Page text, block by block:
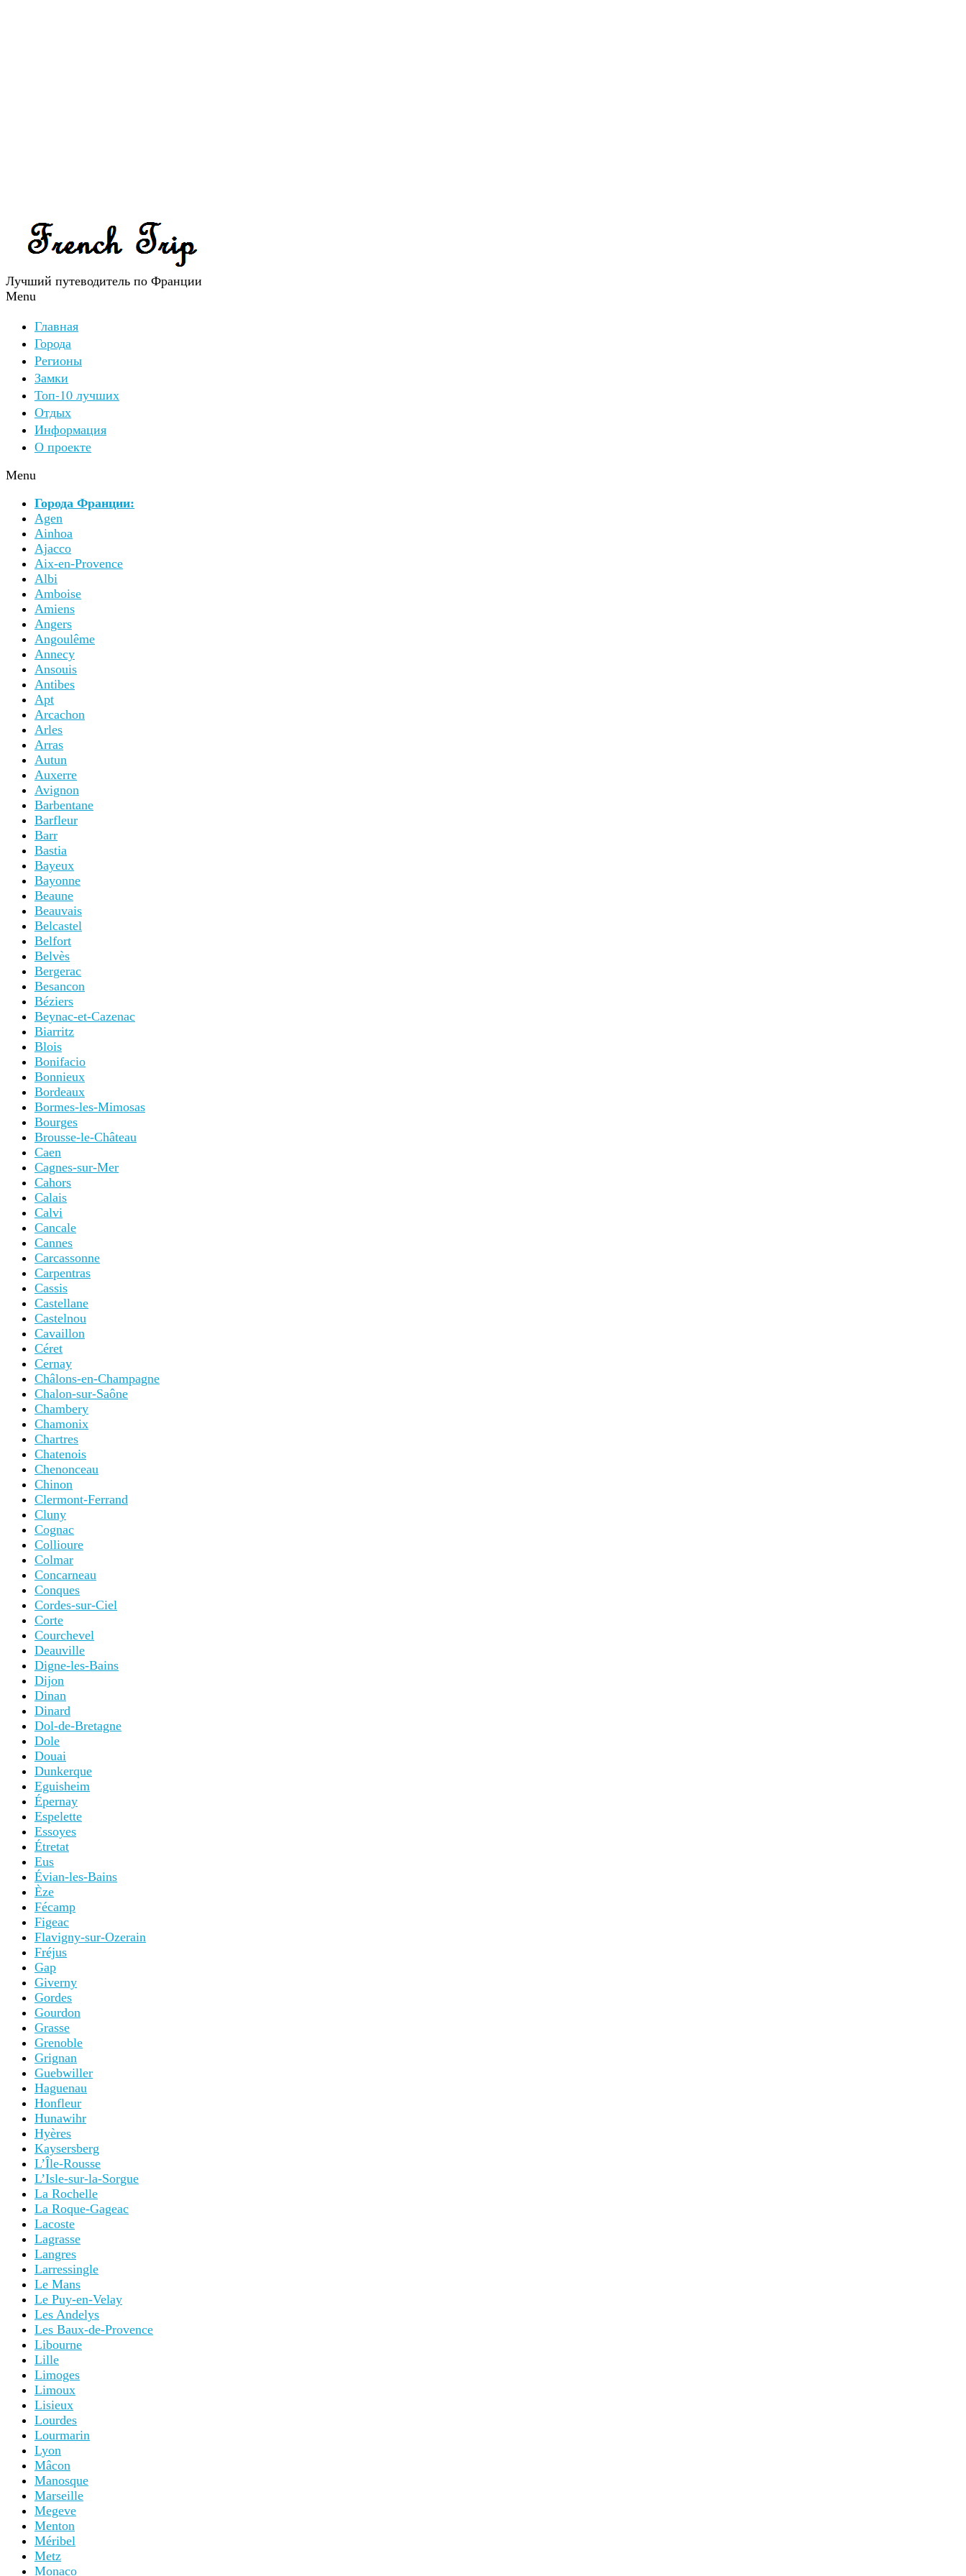
Лучший путеводитель по Франции
Menu
Главная
Города
Регионы
Замки
Топ-10 лучших
Отдых
Информация
О проекте
Menu
Города Франции:
Agen
Ainhoa
Ajacco
Aix-en-Provence
Albi
Amboise
Amiens
Angers
Angoulême
Annecy
Ansouis
Antibes
Apt
Arcachon
Arles
Arras
Autun
Auxerre
Avignon
Barbentane
Barfleur
Barr
Bastia
Bayeux
Bayonne
Beaune
Beauvais
Belcastel
Belfort
Belvès
Bergerac
Besancon
Béziers
Beynac-et-Cazenac
Biarritz
Blois
Bonifacio
Bonnieux
Bordeaux
Bormes-les-Mimosas
Bourges
Brousse-le-Château
Caen
Cagnes-sur-Mer
Cahors
Calais
Calvi
Cancale
Cannes
Carcassonne
Carpentras
Cassis
Castellane
Castelnou
Cavaillon
Céret
Cernay
Châlons-en-Champagne
Chalon-sur-Saône
Chambery
Chamonix
Chartres
Chatenois
Chenonceau
Chinon
Clermont-Ferrand
Cluny
Cognac
Collioure
Colmar
Concarneau
Conques
Cordes-sur-Ciel
Corte
Courchevel
Deauville
Digne-les-Bains
Dijon
Dinan
Dinard
Dol-de-Bretagne
Dole
Douai
Dunkerque
Eguisheim
Épernay
Espelette
Essoyes
Étretat
Eus
Évian-les-Bains
Èze
Fécamp
Figeac
Flavigny-sur-Ozerain
Fréjus
Gap
Giverny
Gordes
Gourdon
Grasse
Grenoble
Grignan
Guebwiller
Haguenau
Honfleur
Hunawihr
Hyères
Kaysersberg
L’Île-Rousse
L’Isle-sur-la-Sorgue
La Rochelle
La Roque-Gageac
Lacoste
Lagrasse
Langres
Larressingle
Le Mans
Le Puy-en-Velay
Les Andelys
Les Baux-de-Provence
Libourne
Lille
Limoges
Limoux
Lisieux
Lourdes
Lourmarin
Lyon
Mâcon
Manosque
Marseille
Megeve
Menton
Méribel
Metz
Monaco